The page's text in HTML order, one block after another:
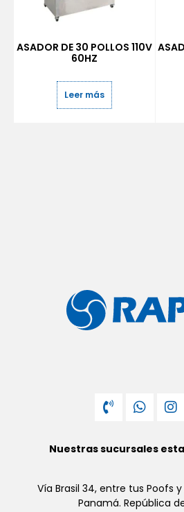
ASADOR DE 30 POLLOS 110V
60HZ
Leer más
Nuestras sucursales
Vía Brasil 34, entre tus Poofs
Panamá. República